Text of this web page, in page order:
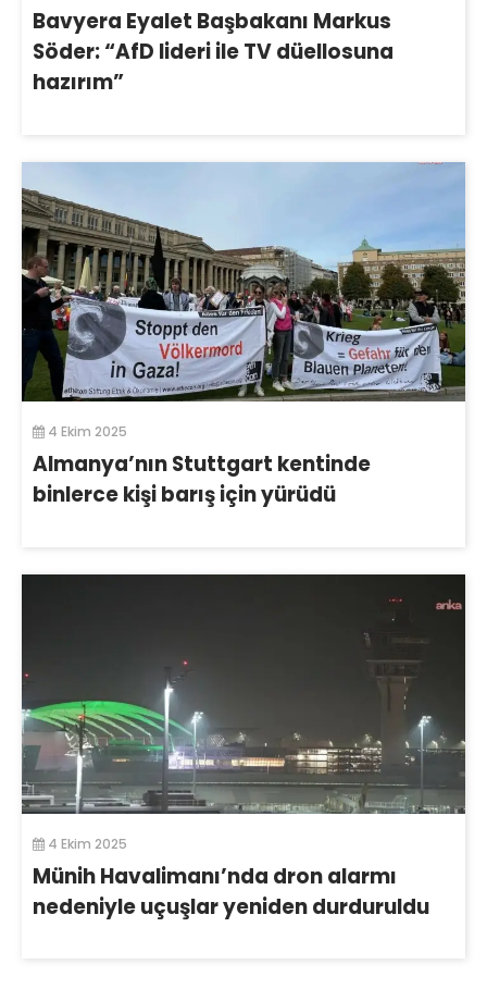
Bavyera Eyalet Başbakanı Markus
Söder: “AfD lideri ile TV düellosuna
hazırım”
4 Ekim 2025
Almanya’nın Stuttgart kentinde
binlerce kişi barış için yürüdü
4 Ekim 2025
Münih Havalimanı’nda dron alarmı
nedeniyle uçuşlar yeniden durduruldu